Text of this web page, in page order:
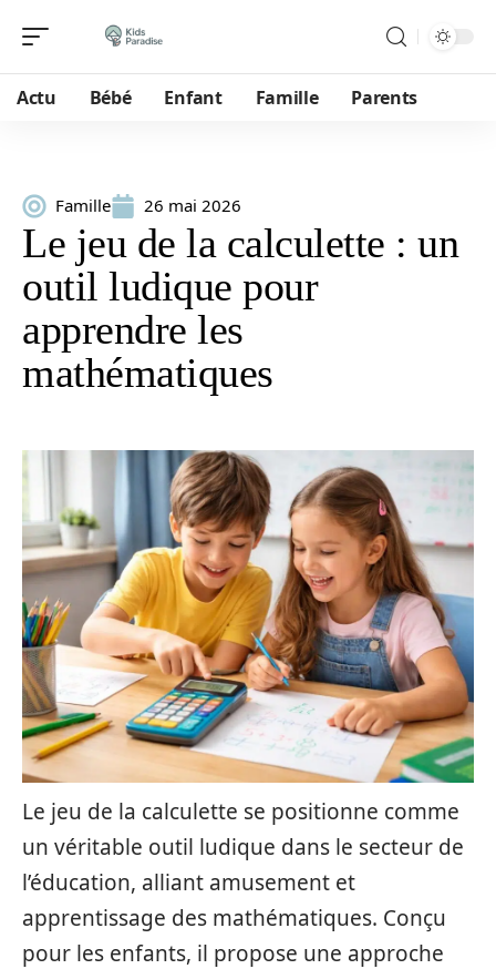
Actu Bébé Enfant Famille Parents
Famille 26 mai 2026
Le jeu de la calculette : un
outil ludique pour
apprendre les
mathématiques
Le jeu de la calculette se positionne comme
un véritable outil ludique dans le secteur de
l’éducation, alliant amusement et
apprentissage des mathématiques. Conçu
pour les enfants, il propose une approche